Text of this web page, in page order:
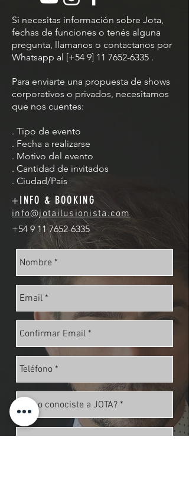
Si necesitas información sobre Jota,
fechas de funciones o tenés alguna
pregunta, llamanos o contactanos por
Whatsapp al [+54 9] 11 7652-6335 .
Para enviarte una propuesta de shows
corporativos o privados, necesitamos
que nos cuentes:
. Tipo de evento
. Fecha a realizarse
. Motivo del evento
. Cantidad de invitados
. Ciudad/País
+INFO & BOOKING
info@jotailusionista.com
+54 9 11 7652-6335